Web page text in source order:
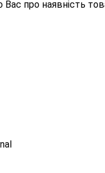
про наявність